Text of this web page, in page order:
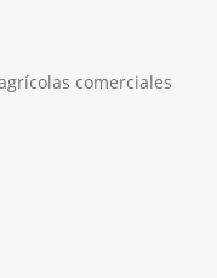
comerciales